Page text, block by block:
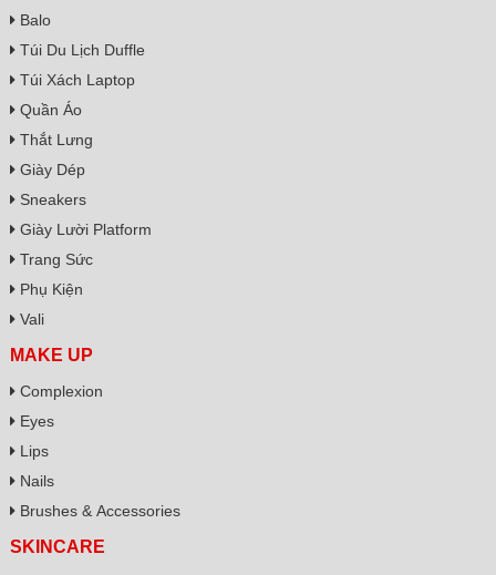
Balo
Túi Du Lịch Duffle
Túi Xách Laptop
Quần Áo
Thắt Lưng
Giày Dép
Sneakers
Giày Lười Platform
Trang Sức
Phụ Kiện
Vali
MAKE UP
Complexion
Eyes
Lips
Nails
Brushes & Accessories
SKINCARE